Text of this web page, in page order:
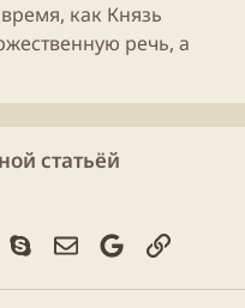
как Князь
речь, а
статьёй
SkypeЭлектронная
GoogleСсылка